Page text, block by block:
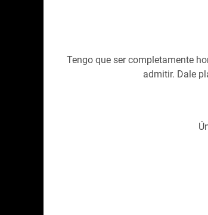
Tengo que ser completamente
admitir. Dale